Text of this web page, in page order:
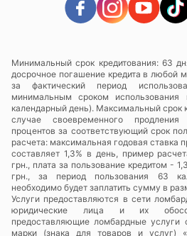
Минимальный срок кредитования: 63
досрочное погашение кредита в любой
за фактический период
минимальным сроком использования
календарный день). Максимальный срок
случае своевременного
процентов за соответствующий срок
расчета: максимальная годовая ставка
составляет 1,3% в день, пример
грн., плата за пользование кредитом -
грн., за период пользования 63
необходимо будет заплатить сумму в
Услуги предоставляются в сети
юридические лица и их
предоставляющие ломбардные услуги
марки (знака для товаров и услуг)